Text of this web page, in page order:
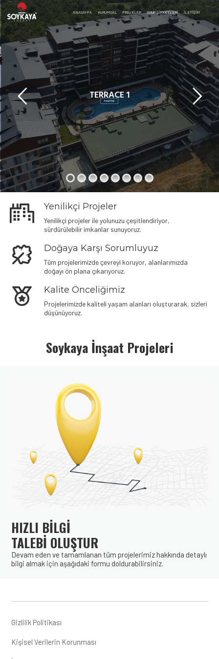
ANASAYFA KURUMSAL PROJELER GRUP ŞİRKETLERİ İLETIŞIM
TERRACE 1
Detaylı Bilgi
Yenilikçi Projeler
Yenilikçi projeler ile yolunuzu çeşitlendiriyor,
sürdürülebilir imkanlar sunuyoruz.
Doğaya Karşı Sorumluyuz
Tüm projelerimizde çevreyi koruyor, alanlarımızda
doğayı ön plana çıkarıyoruz.
Kalite Önceliğimiz
Projelerimizde kaliteli yaşam alanları oluşturarak, sizleri
düşünüyoruz.
Soykaya İnşaat Projeleri
HIZLI BİLGİ
TALEBİ OLUŞTUR
Devam eden ve tamamlanan tüm projelerimiz hakkında detaylı
bilgi almak için aşağıdaki formu doldurabilirsiniz.
Gizlilik Politikası
Kişisel Verilerin Korunması